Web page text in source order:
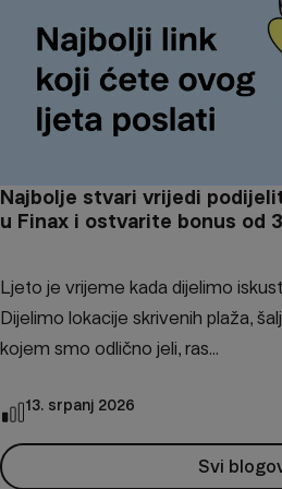
Najbolje stvari vrijedi
u Finax i ostvarite bonus od
Ljeto je vrijeme kada dijelimo
Dijelimo lokacije skrivenih plaža,
kojem smo odlično jeli, ras...
13. srpanj 2026
Svi